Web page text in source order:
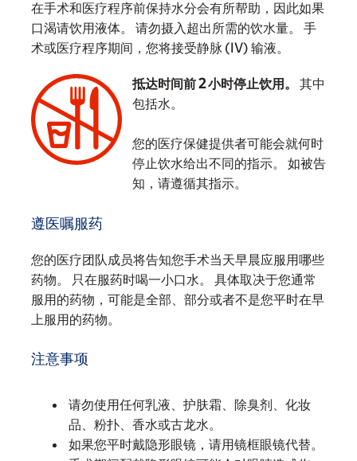
在手术和医疗程序前保持水分会有所帮助，因此如果
口渴请饮用液体。 请勿摄入超出所需的饮水量。 手
术或医疗程序期间，您将接受静脉 (IV) 输液。
抵达时间前 2 小时停止饮用。
其中
包括水。
您的医疗保健提供者可能会就何时
停止饮水给出不同的指示。 如被告
知，请遵循其指示。
遵医嘱服药
您的医疗团队成员将告知您手术当天早晨应服用哪些
药物。 只在服药时喝一小口水。 具体取决于您通常
服用的药物，可能是全部、部分或者不是您平时在早
上服用的药物。
注意事项
请勿使用任何乳液、护肤霜、除臭剂、化妆
品、粉扑、香水或古龙水。
如果您平时戴隐形眼镜，请用镜框眼镜代替。